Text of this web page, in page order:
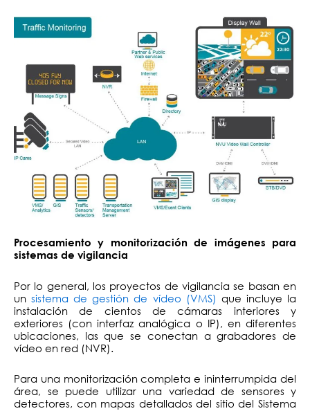
Procesamiento y monitorización de imágenes para
sistemas de vigilancia
Por lo general, los proyectos de vigilancia se basan en
unsistema de gestión de vídeo (VMS) que incluye la
instalación de cientos de cámaras interiores y
exteriores (con interfaz analógica o IP), en diferentes
ubicaciones, las que se conectan a grabadores de
vídeo en red (NVR).
Para una monitorización completa e ininterrumpida del
área, se puede utilizar una variedad de sensores y
detectores, con mapas detallados del sitio del Sistema